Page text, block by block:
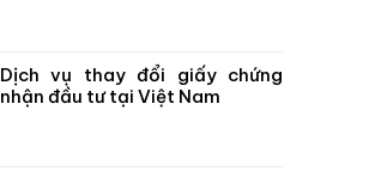
Dịch vụ thay đổi giấy chứng
nhận đầu tư tại Việt Nam